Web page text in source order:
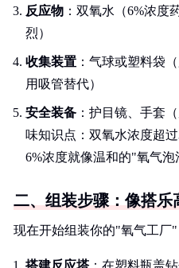
反应物 ：双氧水（6%浓度
烈）
收集装置 ：气球或塑料袋
用吸管替代）
安全装备 ：护目镜、手套
味知识点：双氧水浓度超
6%浓度就像温和的"氧气泡
二、组装步骤：像搭乐
现在开始组装你的"氧气工厂"
搭建反应塔：在塑料瓶盖